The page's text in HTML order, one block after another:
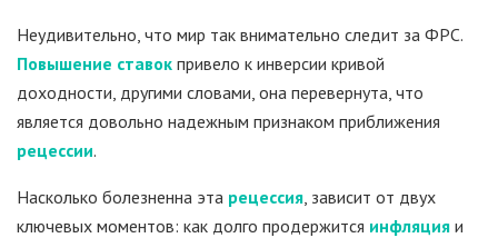
Неудивительно, что мир так внимательно следит за ФРС.
Повышение ставок привело к инверсии кривой
доходности, другими словами, она перевернута, что
является довольно надежным признаком приближения
рецессии.
Насколько болезненна эта рецессия , зависит от двух
ключевых моментов: как долго продержится инфляция и